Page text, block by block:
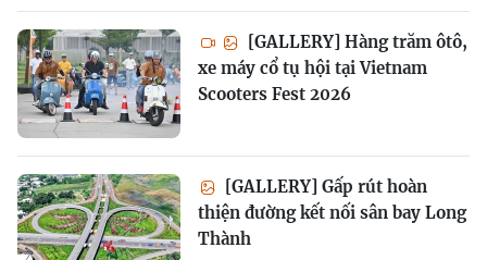
[GALLERY] Hàng trăm ôtô,
xe máy cổ tụ hội tại Vietnam
Scooters Fest 2026
[GALLERY] Gấp rút hoàn
thiện đường kết nối sân bay Long
Thành